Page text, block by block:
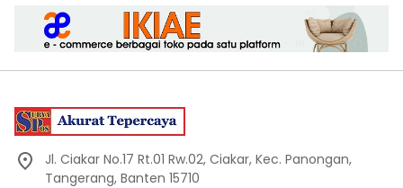
Jl. Ciakar No.17 Rt.01 Rw.02, Ciakar, Kec. Panongan,
Tangerang, Banten 15710